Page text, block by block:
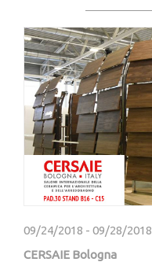
09/24/2018 - 09/28/2018
CERSAIE Bologna